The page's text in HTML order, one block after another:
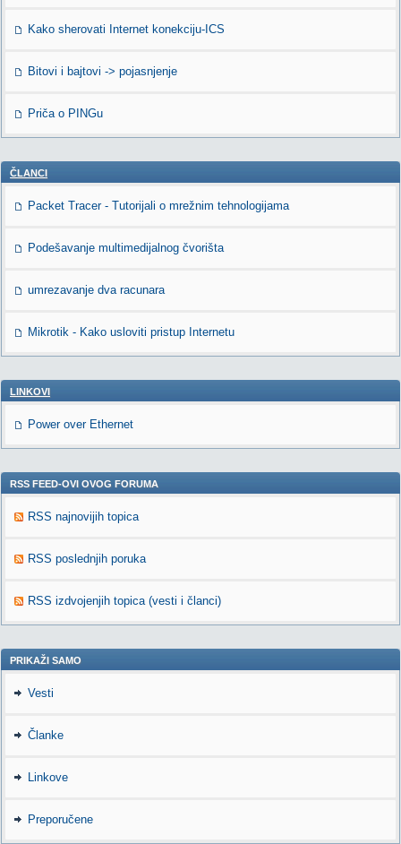
Kako sherovati Internet konekciju-ICS
Bitovi i bajtovi -> pojasnjenje
Priča o PINGu
ČLANCI
Packet Tracer - Tutorijali o mrežnim tehnologijama
Podešavanje multimedijalnog čvorišta
umrezavanje dva racunara
Mikrotik - Kako usloviti pristup Internetu
LINKOVI
Power over Ethernet
RSS FEED-OVI OVOG FORUMA
RSS najnovijih topica
RSS poslednjih poruka
RSS izdvojenjih topica (vesti i članci)
PRIKAŽI SAMO
Vesti
Članke
Linkove
Preporučene